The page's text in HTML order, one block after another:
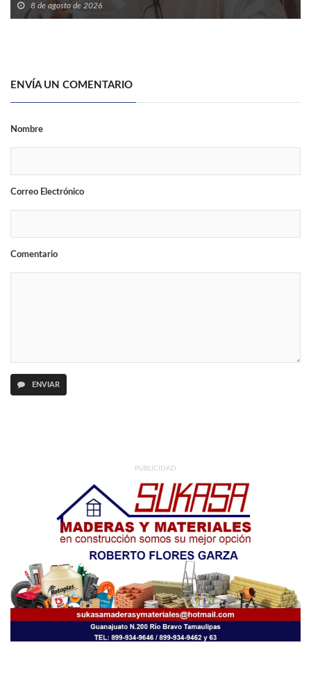
8 de agosto de 2026
ENVÍA UN COMENTARIO
Nombre
Correo Electrónico
Comentario
ENVIAR
PUBLICIDAD